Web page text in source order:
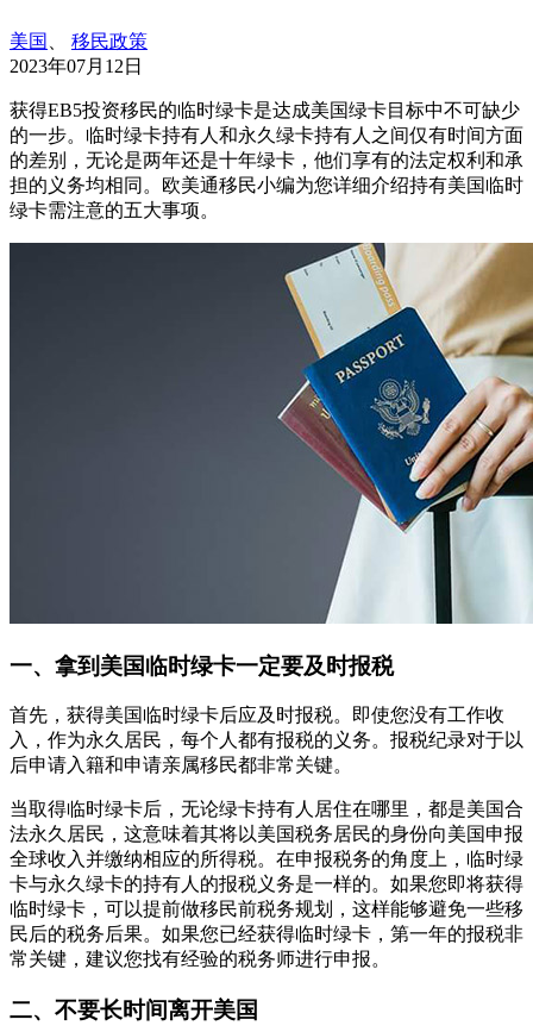
美国
移民政策
2023年07月12日
获得EB5投资移民的临时绿卡是达成美国绿卡目标中不可缺少
的一步。临时绿卡持有人和永久绿卡持有人之间仅有时间方面
的差别，无论是两年还是十年绿卡，他们享有的法定权利和承
担的义务均相同。欧美通移民小编为您详细介绍持有美国临时
绿卡需注意的五大事项。
一、拿到美国临时绿卡一定要及时报税
首先，获得美国临时绿卡后应及时报税。即使您没有工作收
入，作为永久居民，每个人都有报税的义务。报税纪录对于以
后申请入籍和申请亲属移民都非常关键。
当取得临时绿卡后，无论绿卡持有人居住在哪里，都是美国合
法永久居民，这意味着其将以美国税务居民的身份向美国申报
全球收入并缴纳相应的所得税。在申报税务的角度上，临时绿
卡与永久绿卡的持有人的报税义务是一样的。如果您即将获得
临时绿卡，可以提前做移民前税务规划，这样能够避免一些移
民后的税务后果。如果您已经获得临时绿卡，第一年的报税非
常关键，建议您找有经验的税务师进行申报。
二、不要长时间离开美国